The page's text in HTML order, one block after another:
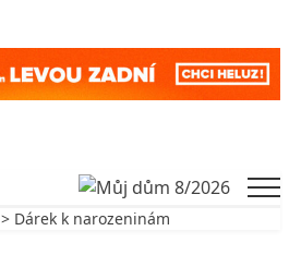
> Dárek k narozeninám